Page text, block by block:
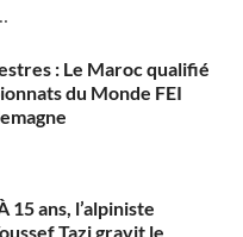
: Le Maroc qualifié
du Monde FEI
15 ans, l’alpiniste
Tazi gravit le